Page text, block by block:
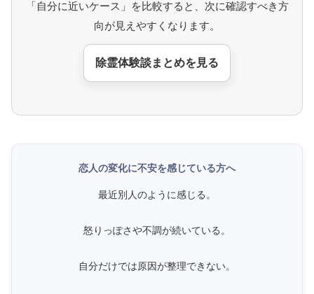
「自分に近いケース」を比較すると、次に確認すべき方
向が見えやすくなります。
除霊体験談まとめを見る
恋人の変化に不安を感じている方へ
最近別人のように感じる。
怒りっぽさや不調が続いている。
自分だけでは原因が整理できない。